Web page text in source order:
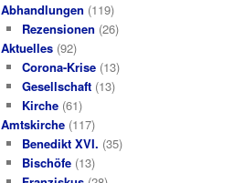
Abhandlungen (119)
Rezensionen (26)
Aktuelles (92)
Corona-Krise(13)
Gesellschaft(13)
Kirche(61)
Amtskirche (117)
Benedikt XVI. (35)
Bischöfe(13)